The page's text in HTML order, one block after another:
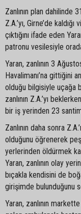
Zanlının plan dahilinde
Z.A.’yı, Girne’de
çıktığını ifade eden
patronu vesilesiyle
Yaran, zanlının 3
Havalimanı’na gittiğini
olduğu bilgisiyle uçağa
zanlının Z.A.’yı
bir iş yerinden 23
Zanlının daha sonra
olduğunu öğrenerek
yerlerinden öldürmek
Yaran, zanlının olay
bıçakla kendisini de
girişimde bulunduğunu
Yaran, zanlının